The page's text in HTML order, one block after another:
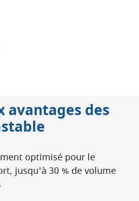
avantages des
optimisé pour le
jusqu'à 30 % de volume